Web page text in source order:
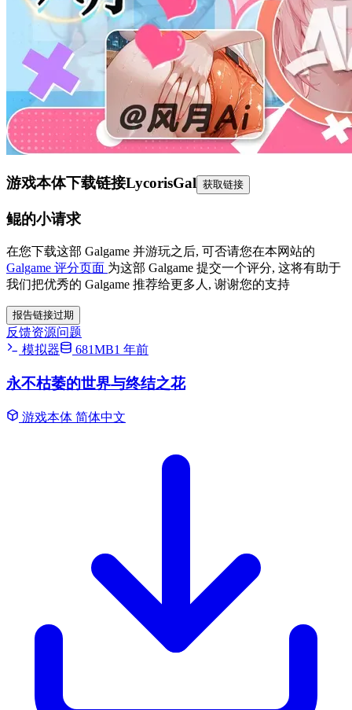
游戏本体下载链接LycorisGal 获取链接
鲲的小请求
在您下载这部 Galgame 并游玩之后, 可否请您在本网站的
Galgame 评分页面 为这部 Galgame 提交一个评分, 这将有助于
我们把优秀的 Galgame 推荐给更多人, 谢谢您的支持
报告链接过期
反馈资源问题
模拟器
681MB1 年前
永不枯萎的世界与终结之花
游戏本体 简体中文